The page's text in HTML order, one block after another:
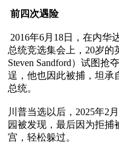
前四次遇险
总统竞选集会上，20岁的
Steven Sandford）试图
逞，他也因此被捕，坦承
总统。
川普当选以后，2025年2
园被发现，最后因为拒捕
宫，轻松躲过。